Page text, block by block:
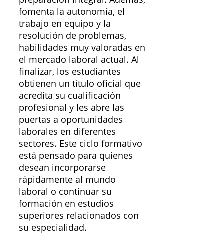
fomenta la autonomía, el
trabajo en equipo y la
resolución de problemas,
habilidades muy valoradas en
el mercado laboral actual. Al
finalizar, los estudiantes
obtienen un título oficial que
acredita su cualificación
profesional y les abre las
puertas a oportunidades
laborales en diferentes
sectores. Este ciclo formativo
está pensado para quienes
desean incorporarse
rápidamente al mundo
laboral o continuar su
formación en estudios
superiores relacionados con
su especialidad.